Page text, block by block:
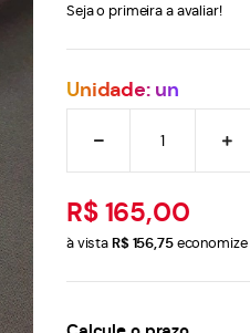
Seja o primeira a avaliar!
Unidade: un
R$ 165,00
à vistaR$ 156,75economize